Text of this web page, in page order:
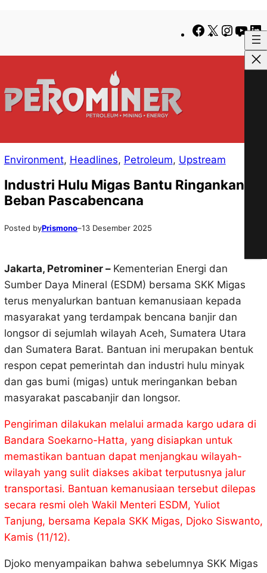
Facebook
X
Environment, Headlines, Petroleum, Upstream
Industri Hulu Migas Bantu Ringankan
Beban Pascabencana
Posted byPrismono–13 Desember 2025
Jakarta, Petrominer– Kementerian Energi dan
Sumber Daya Mineral (ESDM) bersama SKK Migas
terus menyalurkan bantuan kemanusiaan kepada
masyarakat yang terdampak bencana banjir dan
longsor di sejumlah wilayah Aceh, Sumatera Utara
dan Sumatera Barat. Bantuan ini merupakan bentuk
respon cepat pemerintah dan industri hulu minyak
dan gas bumi (migas) untuk meringankan beban
masyarakat pascabanjir dan longsor.
Pengiriman dilakukan melalui armada kargo udara di
Bandara Soekarno-Hatta, yang disiapkan untuk
memastikan bantuan dapat menjangkau wilayah-
wilayah yang sulit diakses akibat terputusnya jalur
transportasi. Bantuan kemanusiaan tersebut dilepas
secara resmi oleh Wakil Menteri ESDM, Yuliot
Tanjung, bersama Kepala SKK Migas, Djoko Siswanto,
Kamis (11/12).
Djoko menyampaikan bahwa sebelumnya SKK Migas